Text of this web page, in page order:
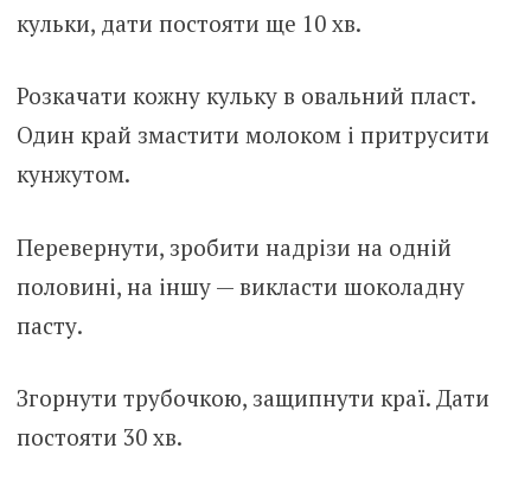
кульки, дати постояти ще 10 хв.
Розкачати кожну кульку в овальний пласт.
Один край змастити молоком і притрусити
кунжутом.
Перевернути, зробити надрізи на одній
половині, на іншу — викласти шоколадну
пасту.
Згорнути трубочкою, защипнути краї. Дати
постояти 30 хв.